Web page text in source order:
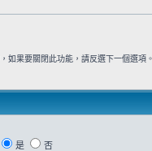
如果要關閉此功能，請反選下一個選項
是 否